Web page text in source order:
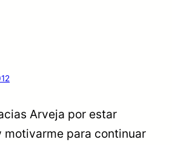
Arveja por estar
motivarme para continuar